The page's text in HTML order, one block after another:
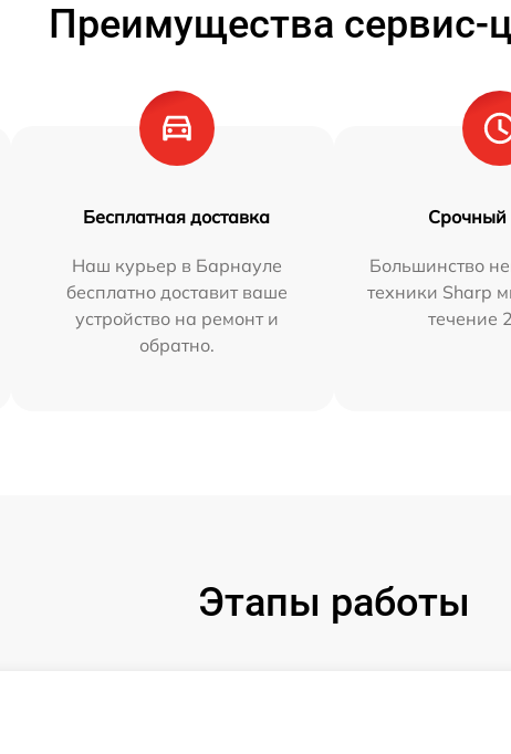
Преимущества сервис-
Бесплатная доставка
Наш курьер в Барнауле
бесплатно доставит ваше
устройство на ремонт и
обратно.
Срочный
Большинство
техники Sharp
течение
Этапы работы